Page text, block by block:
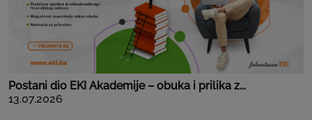
Postani dio EKI Akademije – obuka i prilika z...
13.07.2026